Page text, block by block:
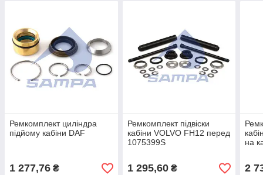
Ремкомплект циліндра
підйому кабіни DAF
1 277,76 ₴
Ремкомплект підвіски
кабіни VOLVO FH12 перед
1075399S
1 295,60₴
на
2